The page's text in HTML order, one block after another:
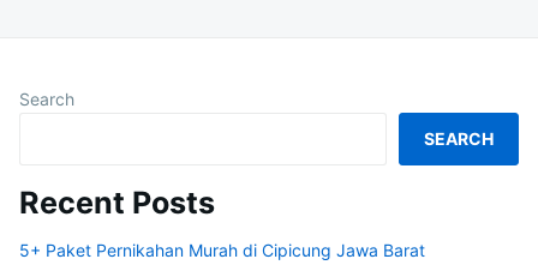
Search
SEARCH
Recent Posts
5+ Paket Pernikahan Murah di Cipicung Jawa Barat